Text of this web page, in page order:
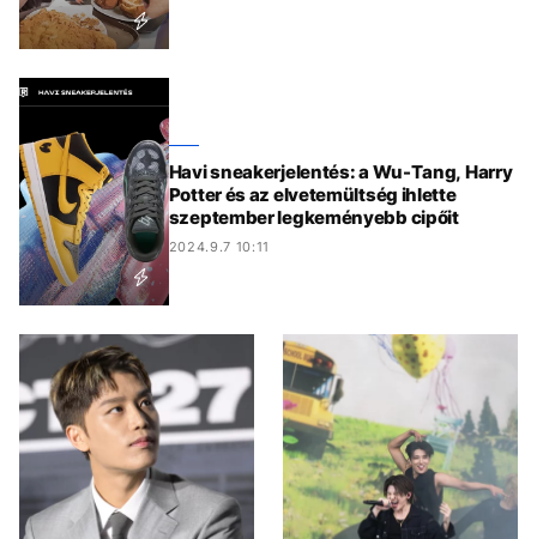
Havi sneakerjelentés: a Wu-Tang, Harry
Potter és az elvetemültség ihlette
szeptember legkeményebb cipőit
2024.9.7 10:11